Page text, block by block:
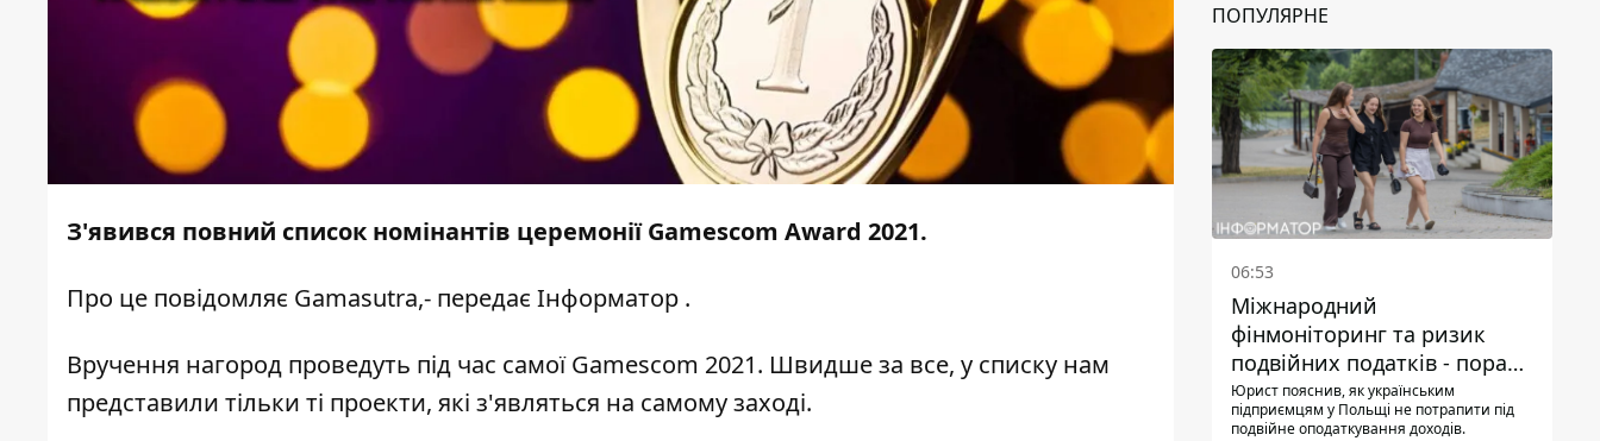
З'явився повний список номінантів церемонії Gamescom Award 2021.
Про це повідомляє Gamasutra,- передає Інформатор .
Вручення нагород проведуть під час самої Gamescom 2021. Швидше за все, у списку нам
представили тільки ті проекти, які з'являться на самому заході.
ПОПУЛЯРНЕ
06:53
Міжнародний
фінмоніторинг та ризик
подвійних податків - поради
українцям в Польщі
Юрист пояснив, як українським
підприємцям у Польщі не потрапити під
подвійне оподаткування доходів.